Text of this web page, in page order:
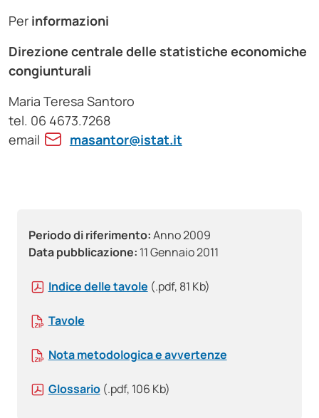
Periodo di riferimento:Anno 2009
Data pubblicazione: 11 Gennaio 2011
Indice delle tavole (.pdf, 81 Kb)
Tavole
Nota metodologica e avvertenze
Glossario (.pdf, 106 Kb)
Per informazioni
Direzione centrale delle statistiche economiche
congiunturali
Maria Teresa Santoro
tel. 06 4673.7268
email
masantor@istat.it